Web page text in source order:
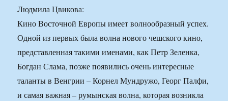
Людмила Цвикова:
Кино Восточной Европы имеет волнообразный успех.
Одной из первых была волна нового чешского кино,
представленная такими именами, как Петр Зеленка,
Богдан Слама, позже появились очень интересные
таланты в Венгрии – Корнел Мундружо, Георг Палфи,
и самая важная – румынская волна, которая возникла